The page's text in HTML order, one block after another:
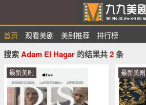
九九美剧
首页 观看美剧 美剧推荐 排行榜
搜索Adam El Hagar 的结果共2条
最新美剧 最新美剧